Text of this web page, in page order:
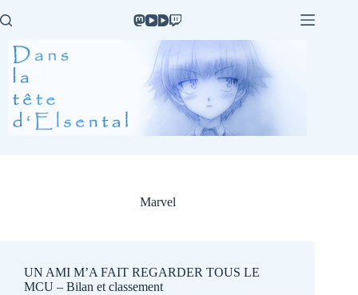
au
Marvel
UN AMI M’A FAIT REGARDER TOUS LE
MCU – Bilan et classement